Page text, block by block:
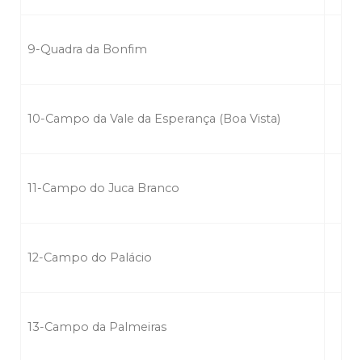
9-Quadra da Bonfim
10-Campo da Vale da Esperança (Boa Vista)
11-Campo do Juca Branco
12-Campo do Palácio
13-Campo da Palmeiras